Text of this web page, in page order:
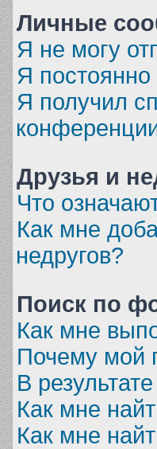
Личные
Я не могу
Я
Я получил
Друзья и
Что
Как мне
недругов?
Поиск по
Как мне
Почему мой
В
Как мне
Как мне